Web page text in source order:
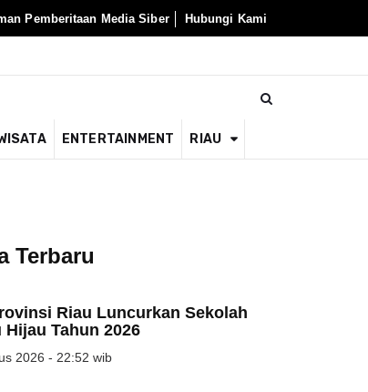
Pemberitaan Media Siber Hubungi Kami
ENTERTAINMENT RIAU
Terbaru
Riau Luncurkan Sekolah
Hijau Tahun 2026
2026 - 22:52 wib